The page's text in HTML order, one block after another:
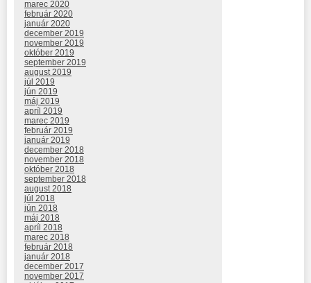
marec 2020
február 2020
január 2020
december 2019
november 2019
október 2019
september 2019
august 2019
júl 2019
jún 2019
máj 2019
apríl 2019
marec 2019
február 2019
január 2019
december 2018
november 2018
október 2018
september 2018
august 2018
júl 2018
jún 2018
máj 2018
apríl 2018
marec 2018
február 2018
január 2018
december 2017
november 2017